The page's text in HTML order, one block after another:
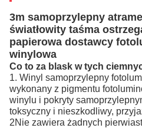
3m samoprzylepny
światłowity taśma
papierowa dostawcy
winylowa
Co to za blask w tych
1. Winyl samoprzylepny
wykonany z pigmentu
winylu i pokryty
toksyczny i nieszkodliwy,
2Nie zawiera żadnych